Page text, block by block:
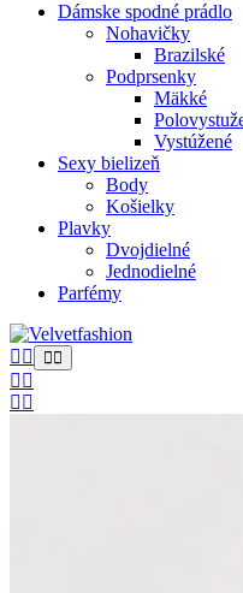
Dámske spodné prádlo
Nohavičky
Brazilské
Podprsenky
Mäkké
Vystúžené
Sexy bielizeň
Body
Košielky
Plavky
Dvojdielné
Jednodielné
Parfémy